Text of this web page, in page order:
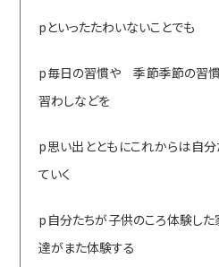
pといったたわいないことでも
p毎日の習慣や 季節季節の習慣
習わしなどを
p思い出とともにこれからは自
ていく
p自分たちが子供のころ体験し
達がまた体験する